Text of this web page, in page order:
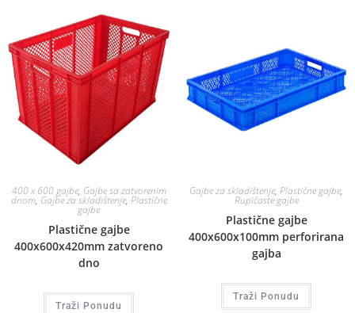
400 x 600 gajbe, Gajbe sa zatvorenim
dnom, Gajbe za skladištenje, Plastične
gajbe
Plastične gajbe
400x600x420mm zatvoreno
dno
Traži Ponudu
Gajbe za skladištenje, Plastične gajbe,
Rupičaste gajbe
Plastične gajbe
400x600x100mm perforirana
gajba
Traži Ponudu